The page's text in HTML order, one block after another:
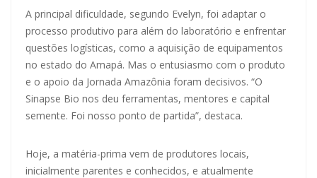
A principal dificuldade, segundo Evelyn, foi adaptar o
processo produtivo para além do laboratório e enfrentar
questões logísticas, como a aquisição de equipamentos
no estado do Amapá. Mas o entusiasmo com o produto
e o apoio da Jornada Amazônia foram decisivos. “O
Sinapse Bio nos deu ferramentas, mentores e capital
semente. Foi nosso ponto de partida”, destaca.
Hoje, a matéria-prima vem de produtores locais,
inicialmente parentes e conhecidos, e atualmente